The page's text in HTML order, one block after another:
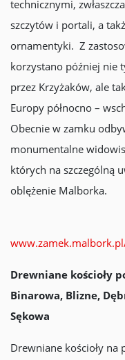
technicznymi,
szczytów i portali, a
ornamentyki. Z
korzystano później nie
przez Krzyżaków, ale
Europy północno –
Obecnie w zamku
monumentalne
których na szczególną
oblężenie Malborka.
Drewniane kościoły
Binarowa, Blizne,
Sękowa
Drewniane kościoły na